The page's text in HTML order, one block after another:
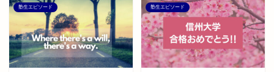
塾生エピソード 塾生エピソード